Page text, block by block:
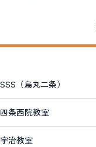
SSS（烏丸二条）
四条西院教室
宇治教室